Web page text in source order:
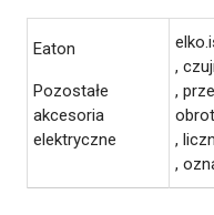
Eaton
Pozostałe
akcesoria
elektryczne
,
,
,
,